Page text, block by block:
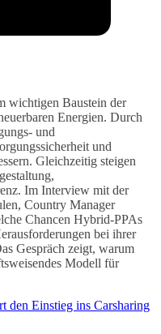
wichtigen Baustein der
Energien. Durch
und
und
Gleichzeitig steigen
Im Interview mit der
Country Manager
Chancen Hybrid-PPAs
bei ihrer
Gespräch zeigt, warum
Modell für